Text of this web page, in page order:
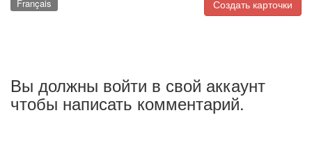
Создать карточки
Français
Вы должны войти в свой аккаунт
чтобы написать комментарий.